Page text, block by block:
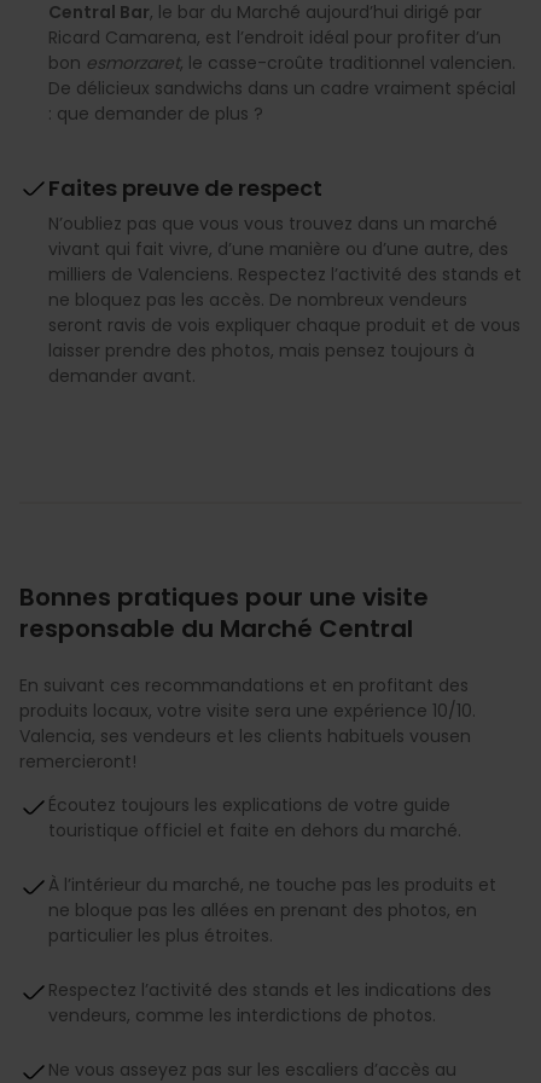
Central Bar, le bar du Marché aujourd’hui dirigé par
Ricard Camarena, est l’endroit idéal pour profiter d’un
bon esmorzaret, le casse-croûte traditionnel valencien.
De délicieux sandwichs dans un cadre vraiment spécial
: que demander de plus ?
Faites preuve de respect
N’oubliez pas que vous vous trouvez dans un marché
vivant qui fait vivre, d’une manière ou d’une autre, des
milliers de Valenciens. Respectez l’activité des stands et
ne bloquez pas les accès. De nombreux vendeurs
seront ravis de vois expliquer chaque produit et de vous
laisser prendre des photos, mais pensez toujours à
demander avant.
Bonnes pratiques pour une visite
responsable du Marché Central
En suivant ces recommandations et en profitant des
produits locaux, votre visite sera une expérience 10/10.
Valencia, ses vendeurs et les clients habituels vousen
remercieront!
Écoutez toujours les explications de votre guide
touristique officiel et faite en dehors du marché.
À l’intérieur du marché, ne touche pas les produits et
ne bloque pas les allées en prenant des photos, en
particulier les plus étroites.
Respectez l’activité des stands et les indications des
vendeurs, comme les interdictions de photos.
Ne vous asseyez pas sur les escaliers d’accès au